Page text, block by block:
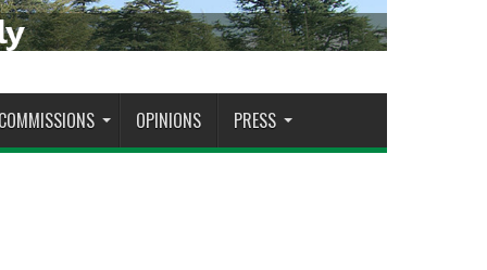
COMMISSIONS OPINIONS PRESS